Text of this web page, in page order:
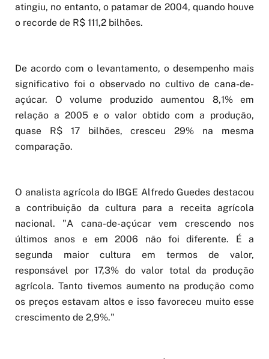
atingiu, no entanto, o patamar de 2004, quando houve
o recorde de R$ 111,2 bilhões.
De acordo com o levantamento, o desempenho mais
significativo foi o observado no cultivo de cana-de-
açúcar. O volume produzido aumentou 8,1% em
relação a 2005 e o valor obtido com a produção,
quase R$ 17 bilhões, cresceu 29% na mesma
comparação.
O analista agrícola do IBGE Alfredo Guedes destacou
a contribuição da cultura para a receita agrícola
nacional. "A cana-de-açúcar vem crescendo nos
últimos anos e em 2006 não foi diferente. É a
segunda maior cultura em termos de valor,
responsável por 17,3% do valor total da produção
agrícola. Tanto tivemos aumento na produção como
os preços estavam altos e isso favoreceu muito esse
crescimento de 2,9%."